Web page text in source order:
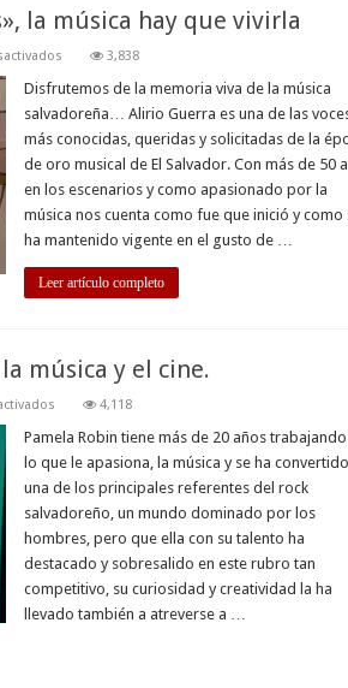
la música hay que vivirla
en
Guerra
«En
hermanos»,
la
hay
que
3,838
Disfrutemos de la memoria viva de la música
salvadoreña… Alirio Guerra es una de las
más conocidas, queridas y solicitadas de la
de oro musical de El Salvador. Con más de 50
en los escenarios y como apasionado por la
música nos cuenta como fue que inició y como
ha mantenido vigente en el gusto de …
Leer artículo completo
música y el cine.
en
Robin:
y
pasión
por
la
y
el
4,118
Pamela Robin tiene más de 20 años trabajando
lo que le apasiona, la música y se ha
una de los principales referentes del rock
salvadoreño, un mundo dominado por los
hombres, pero que ella con su talento ha
destacado y sobresalido en este rubro tan
competitivo, su curiosidad y creatividad la ha
llevado también a atreverse a …